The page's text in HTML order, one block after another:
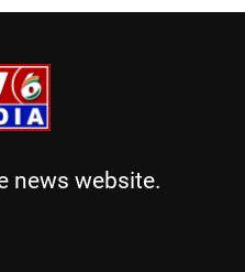
news website.